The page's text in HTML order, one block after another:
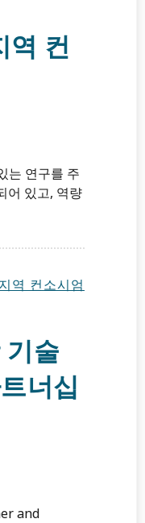
역 컨
는 연구를 주
어 있고, 역량
지역 컨소시엄
술
너십
and